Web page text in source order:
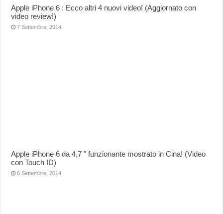
Apple iPhone 6 : Ecco altri 4 nuovi video! (Aggiornato con
video review!)
7 Settembre, 2014
Apple iPhone 6 da 4,7 ” funzionante mostrato in Cina! (Video
con Touch ID)
6 Settembre, 2014